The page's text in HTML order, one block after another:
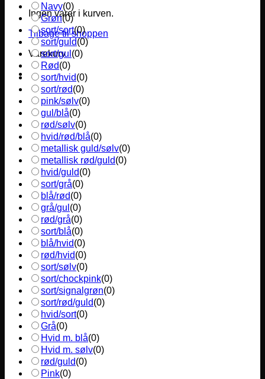
Ingen varer i kurven.
Tilbage til shoppen
Varekurv
Navy(0)
Grøn(0)
sort/sort(0)
sort/guld(0)
sort/gul (0)
Rød(0)
sort/hvid(0)
sort/rød(0)
pink/sølv(0)
gul/blå(0)
rød/sølv(0)
hvid/rød/blå(0)
metallisk guld/sølv(0)
metallisk rød/guld(0)
hvid/guld(0)
sort/grå(0)
blå/rød(0)
grå/gul (0)
rød/grå(0)
sort/blå(0)
blå/hvid(0)
rød/hvid(0)
sort/sølv(0)
sort/chockpink(0)
sort/signalgrøn(0)
sort/rød/guld(0)
hvid/sort(0)
Grå(0)
Hvid m. blå(0)
Hvid m. sølv(0)
rød/guld(0)
Pink(0)